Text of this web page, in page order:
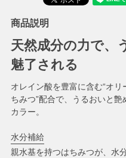
商品説明
天然成分の力で、
魅了される
オレイン酸を豊富に含む“オリ
ちみつ”配合で、うるおいと
カラー。
水分補給
親水基を持つはちみつが、水